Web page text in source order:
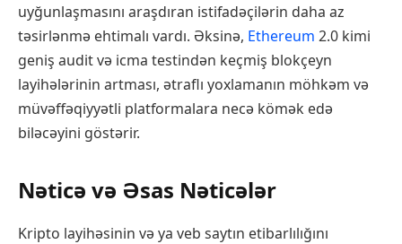
uyğunlaşmasını araşdıran istifadəçilərin daha az
təsirlənmə ehtimalı vardı. Əksinə, Ethereum 2.0 kimi
geniş audit və icma testindən keçmiş blokçeyn
layihələrinin artması, ətraflı yoxlamanın möhkəm və
müvəffəqiyyətli platformalara necə kömək edə
biləcəyini göstərir.
Nəticə və Əsas Nəticələr
Kripto layihəsinin və ya veb saytın etibarlılığını